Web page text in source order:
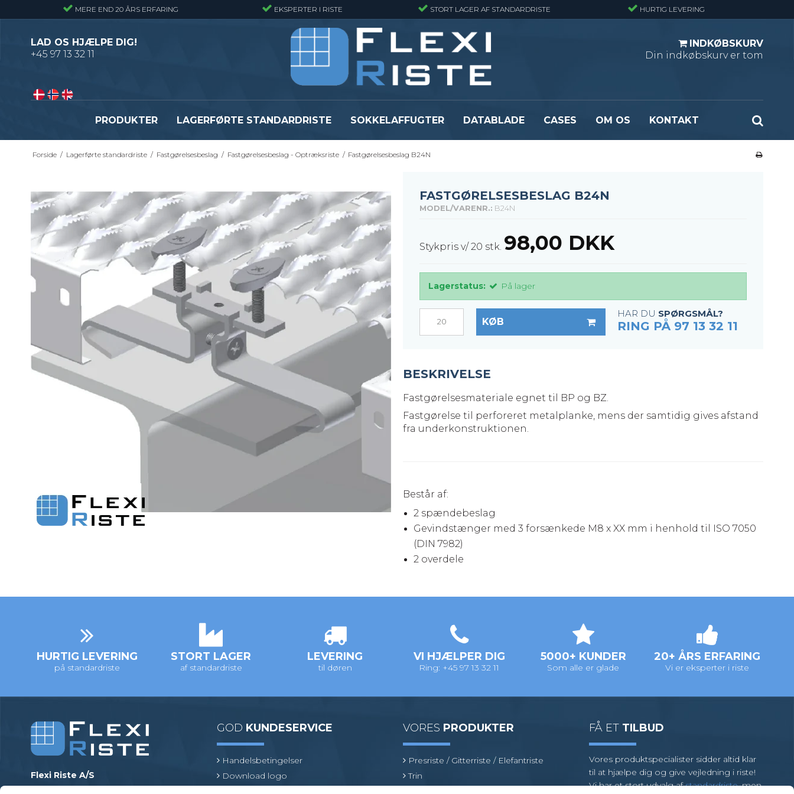
MERE END 20 ÅRS ERFARING EKSPERTER I RISTE STORT LAGER AF STANDARDRISTE HURTIG LEVERING
LAD OS HJÆLPE DIG!
+45 97 13 32 11
INDKØBSKURV
Din indkøbskurv er tom
PRODUKTER
Presriste - Almindelig gitterrist
Presristetrin
Byggepladstrin
Se alle
Presristmåtter
Snojernsmåtter
Se alle
Fiberriste - Stormasket
Fastgørelsesbeslag - Standardriste
Fastgørelse - Trin
Fastgørelsesbeslag - Fiberriste
Fastgørelsesbeslag - Optræksriste
Flexi Drain Sokkelaffugter
Flexi Aqua Sokkelaffugter
Flexi Level
Justerbare ben
BROXOCLIP
LAGERFØRTE STANDARDRISTE SOKKELAFFUGTER DATABLADE CASES OM OS KONTAKT
Forside / Lagerførte standardriste / Fastgørelsesbeslag / Fastgørelsesbeslag - Optræksriste / Fastgørelsesbeslag B24N
FASTGØRELSESBESLAG B24N
MODEL/VARENR.: B24N
Stykpris v/ 20 stk. 98,00 DKK
Lagerstatus: På lager
KØB
HAR DU SPØRGSMÅL?
RING PÅ 97 13 32 11
BESKRIVELSE
Fastgørelsesmateriale egnet til BP og BZ.
Fastgørelse til perforeret metalplanke, mens der samtidig gives afstand
fra underkonstruktionen.
Består af:
2 spændebeslag
Gevindstænger med 3 forsænkede M8 x XX mm i henhold til ISO 7050
(DIN 7982)
2 overdele
HURTIG LEVERING
på standardriste
STORT LAGER
af standardriste
LEVERING
til døren
VI HJÆLPER DIG
Ring: +45 97 13 32 11
5000+ KUNDER
Som alle er glade
20+ ÅRS ERFARING
Vi er eksperter i riste
Flexi Riste A/S
GOD KUNDESERVICE
Handelsbetingelser
Download logo
VORES PRODUKTER
Presriste / Gitterriste / Elefantriste
Trin
FÅ ET TILBUD
Vores produktspecialister sidder altid klar
til at hjælpe dig og give vejledning i riste!
Vi har et stort udvalg afstandardriste, men